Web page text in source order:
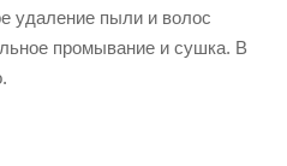
удаление пыли и волос
промывание и сушка. В